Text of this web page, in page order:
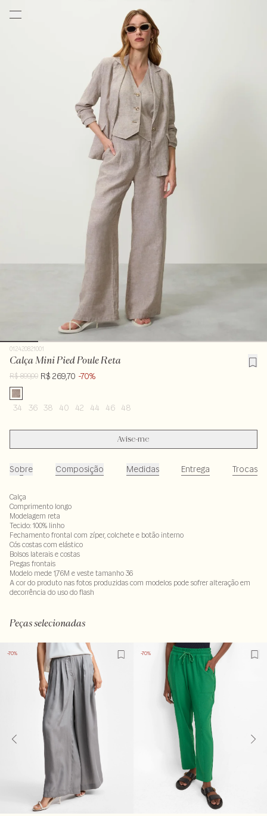
012420821001
Calça Mini Pied Poule Reta
R$ 899,00 R$ 269,70 -70%
34 36 38 40 42 44 46 48
Avise-me
Sobre Composição Medidas Entrega Trocas
Calça
Comprimento longo
Modelagem reta
Tecido: 100% linho
Fechamento frontal com zíper, colchete e botão interno
Cós costas com elástico
Bolsos laterais e costas
Pregas frontais
Modelo mede 1,76M e veste tamanho 36
A cor do produto nas fotos produzidas com modelos pode sofrer alteração em
decorrência do uso do flash
Peças selecionadas
-70% -70%